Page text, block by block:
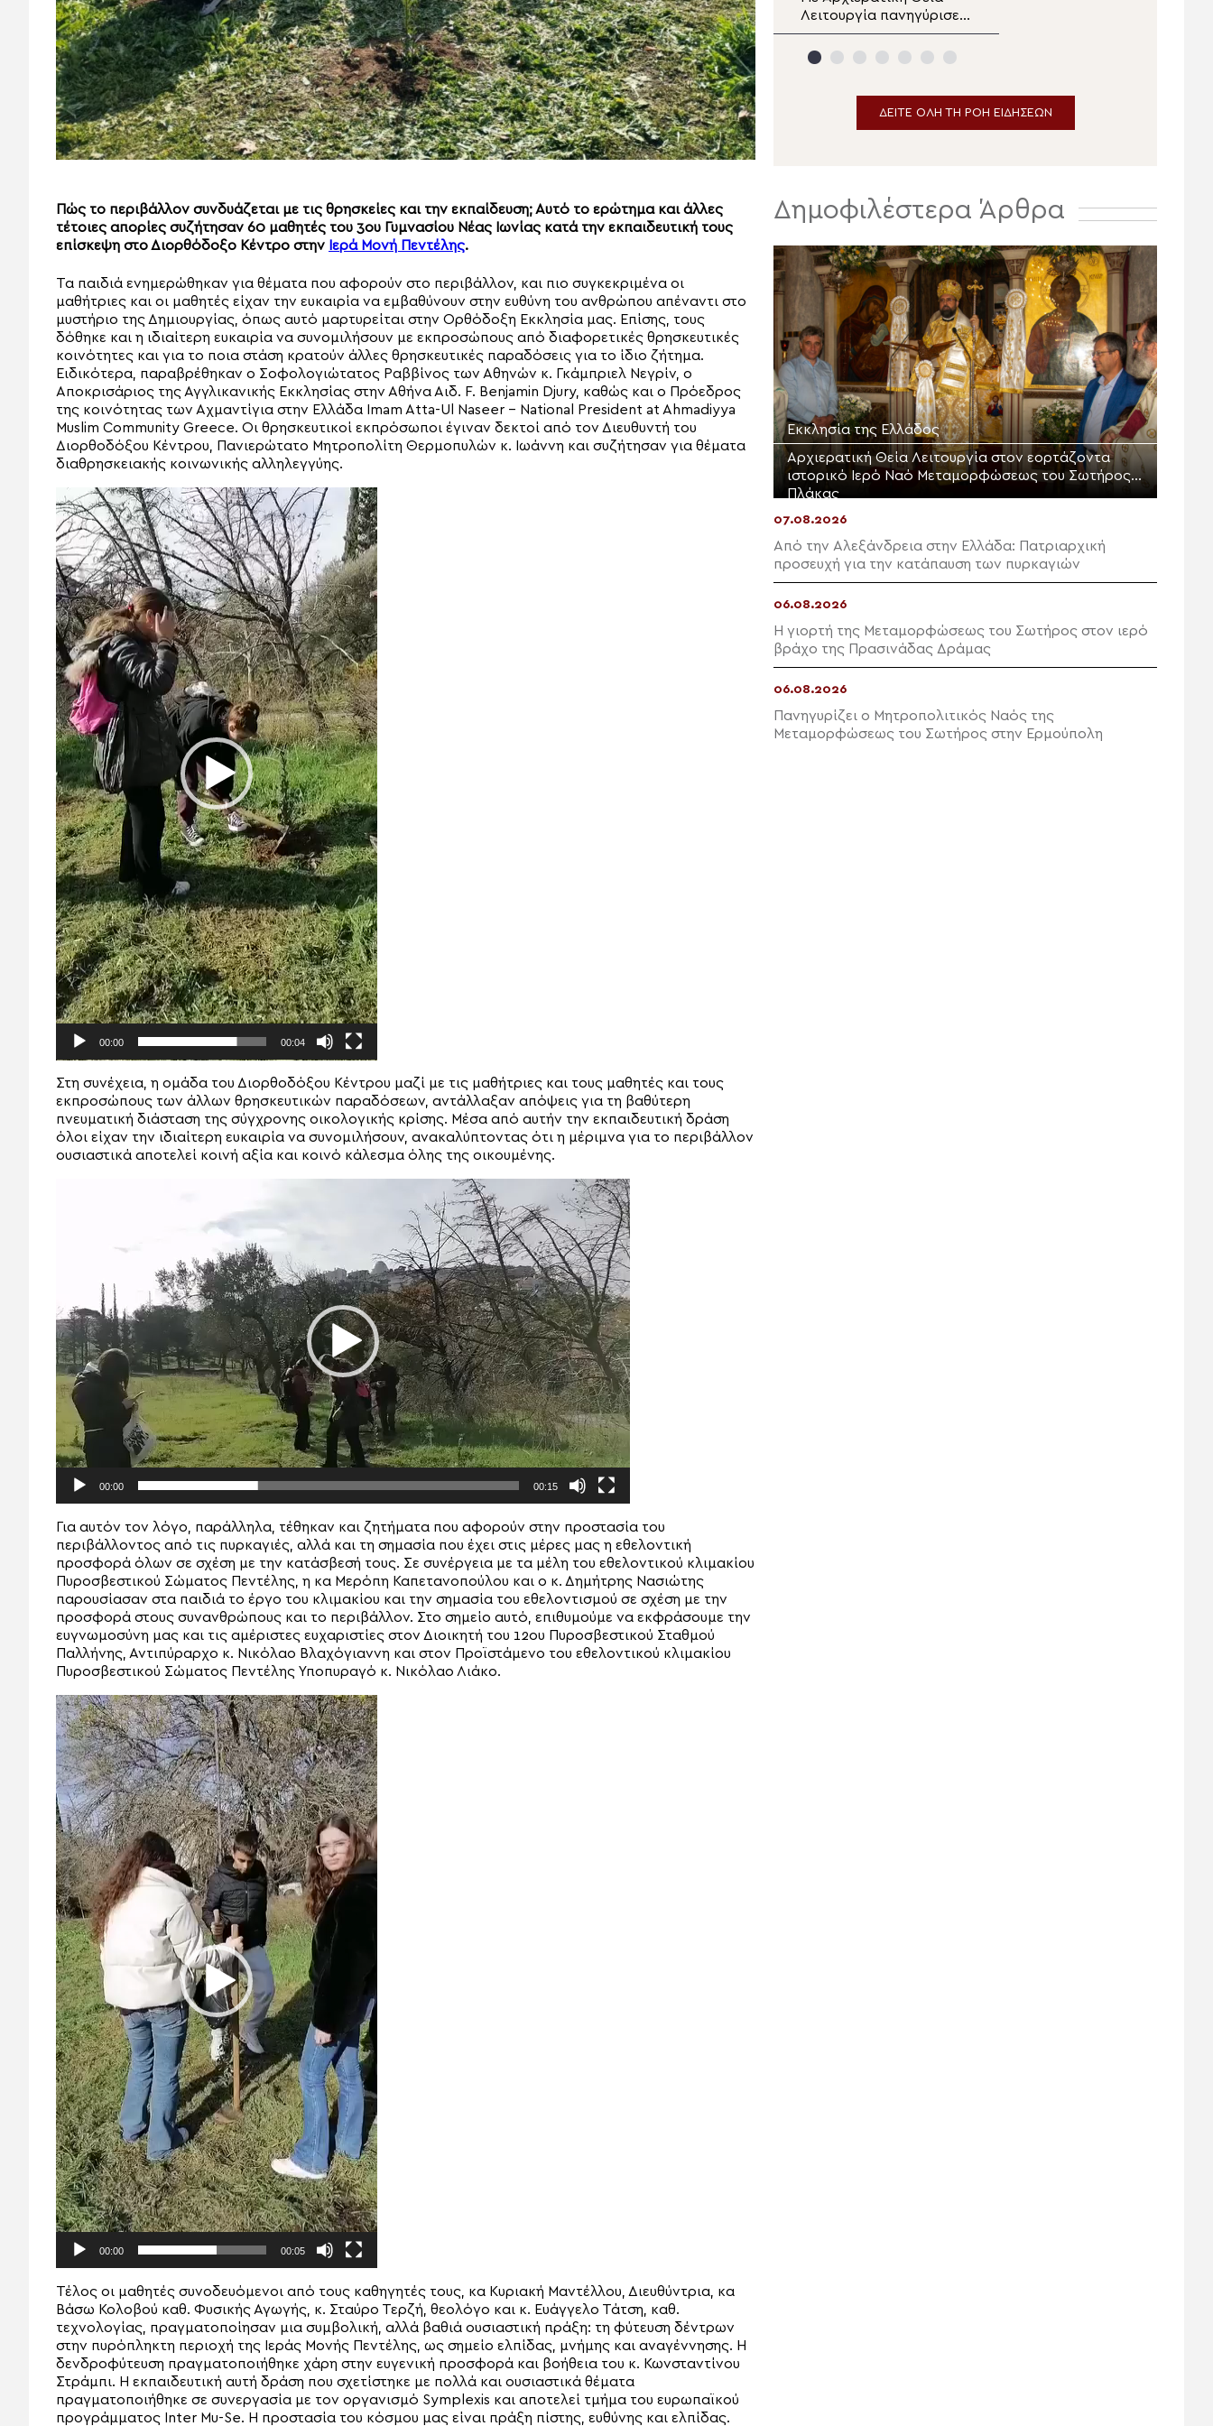
Πώς το περιβάλλον συνδυάζεται με τις θρησκείες και την εκπαίδευση; Αυτό το ερώτημα και άλλες
τέτοιες απορίες συζήτησαν 60 μαθητές του 3ου Γυμνασίου Νέας Ιωνίας κατά την εκπαιδευτική τους
επίσκεψη στο Διορθόδοξο Κέντρο στην Ιερά Μονή Πεντέλης.
Τα παιδιά ενημερώθηκαν για θέματα που αφορούν στο περιβάλλον, και πιο συγκεκριμένα οι
μαθήτριες και οι μαθητές είχαν την ευκαιρία να εμβαθύνουν στην ευθύνη του ανθρώπου απέναντι στο
μυστήριο της Δημιουργίας, όπως αυτό μαρτυρείται στην Ορθόδοξη Εκκλησία μας. Επίσης, τους
δόθηκε και η ιδιαίτερη ευκαιρία να συνομιλήσουν με εκπροσώπους από διαφορετικές θρησκευτικές
κοινότητες και για το ποια στάση κρατούν άλλες θρησκευτικές παραδόσεις για το ίδιο ζήτημα.
Ειδικότερα, παραβρέθηκαν ο Σοφολογιώτατος Ραββίνος των Αθηνών κ. Γκάμπριελ Νεγρίν, ο
Αποκρισάριος της Αγγλικανικής Εκκλησίας στην Αθήνα Αιδ. F. Benjamin Djury, καθώς και ο Πρόεδρος
της κοινότητας των Αχμαντίγια στην Ελλάδα Imam Atta-Ul Naseer – National President at Ahmadiyya
Muslim Community Greece. Οι θρησκευτικοί εκπρόσωποι έγιναν δεκτοί από τον Διευθυντή του
Διορθοδόξου Κέντρου, Πανιερώτατο Μητροπολίτη Θερμοπυλών κ. Ιωάννη και συζήτησαν για θέματα
διαθρησκειακής κοινωνικής αλληλεγγύης.
Πρόγραμμα
Αναπαραγωγής
Βίντεο
00:00 00:04
Στη συνέχεια, η ομάδα του Διορθοδόξου Κέντρου μαζί με τις μαθήτριες και τους μαθητές και τους
εκπροσώπους των άλλων θρησκευτικών παραδόσεων, αντάλλαξαν απόψεις για τη βαθύτερη
πνευματική διάσταση της σύγχρονης οικολογικής κρίσης. Μέσα από αυτήν την εκπαιδευτική δράση
όλοι είχαν την ιδιαίτερη ευκαιρία να συνομιλήσουν, ανακαλύπτοντας ότι η μέριμνα για το περιβάλλον
ουσιαστικά αποτελεί κοινή αξία και κοινό κάλεσμα όλης της οικουμένης.
00:00 00:15
Για αυτόν τον λόγο, παράλληλα, τέθηκαν και ζητήματα που αφορούν στην προστασία του
περιβάλλοντος από τις πυρκαγιές, αλλά και τη σημασία που έχει στις μέρες μας η εθελοντική
προσφορά όλων σε σχέση με την κατάσβεσή τους. Σε συνέργεια με τα μέλη του εθελοντικού κλιμακίου
Πυροσβεστικού Σώματος Πεντέλης, η κα Μερόπη Καπετανοπούλου και ο κ. Δημήτρης Νασιώτης
παρουσίασαν στα παιδιά το έργο του κλιμακίου και την σημασία του εθελοντισμού σε σχέση με την
προσφορά στους συνανθρώπους και το περιβάλλον. Στο σημείο αυτό, επιθυμούμε να εκφράσουμε την
ευγνωμοσύνη μας και τις αμέριστες ευχαριστίες στον Διοικητή του 12ου Πυροσβεστικού Σταθμού
Παλλήνης, Αντιπύραρχο κ. Νικόλαο Βλαχόγιαννη και στον Προϊστάμενο του εθελοντικού κλιμακίου
Πυροσβεστικού Σώματος Πεντέλης Υποπυραγό κ. Νικόλαο Λιάκο.
Πρόγραμμα
Αναπαραγωγής
Βίντεο
00:00 00:05
Τέλος οι μαθητές συνοδευόμενοι από τους καθηγητές τους, κα Κυριακή Μαντέλλου, Διευθύντρια, κα
Βάσω Κολοβού καθ. Φυσικής Αγωγής, κ. Σταύρο Τερζή, θεολόγο και κ. Ευάγγελο Τάτση, καθ.
τεχνολογίας, πραγματοποίησαν μια συμβολική, αλλά βαθιά ουσιαστική πράξη: τη φύτευση δέντρων
στην πυρόπληκτη περιοχή της Ιεράς Μονής Πεντέλης, ως σημείο ελπίδας, μνήμης και αναγέννησης. Η
δενδροφύτευση πραγματοποιήθηκε χάρη στην ευγενική προσφορά και βοήθεια του κ. Κωνσταντίνου
Στράμπι. Η εκπαιδευτική αυτή δράση που σχετίστηκε με πολλά και ουσιαστικά θέματα
πραγματοποιήθηκε σε συνεργασία με τον οργανισμό Symplexis και αποτελεί τμήμα του ευρωπαϊκού
προγράμματος Inter Mu-Se. Η προστασία του κόσμου μας είναι πράξη πίστης, ευθύνης και ελπίδας.
Θεσσαλονίκης Φιλόθεος
στην Κατασκήνωση
«ΘΕΟΣΚΕΠΑΣΤΗ»
Λειτουργία πανηγύρισε ο
Ενοριακός Ναός
Μεταμορφώσεως του
ΔΕΙΤΕ ΟΛΗ ΤΗ ΡΟΗ ΕΙΔΗΣΕΩΝ
Δημοφιλέστερα Άρθρα
Εκκλησία της Ελλάδος
Αρχιερατική Θεία Λειτουργία στον εορτάζοντα
ιστορικό Ιερό Ναό Μεταμορφώσεως του Σωτήρος
Πλάκας
07.08.2026
Από την Αλεξάνδρεια στην Ελλάδα: Πατριαρχική
προσευχή για την κατάπαυση των πυρκαγιών
06.08.2026
Η γιορτή της Μεταμορφώσεως του Σωτήρος στον ιερό
βράχο της Πρασινάδας Δράμας
06.08.2026
Πανηγυρίζει ο Μητροπολιτικός Ναός της
Μεταμορφώσεως του Σωτήρος στην Ερμούπολη